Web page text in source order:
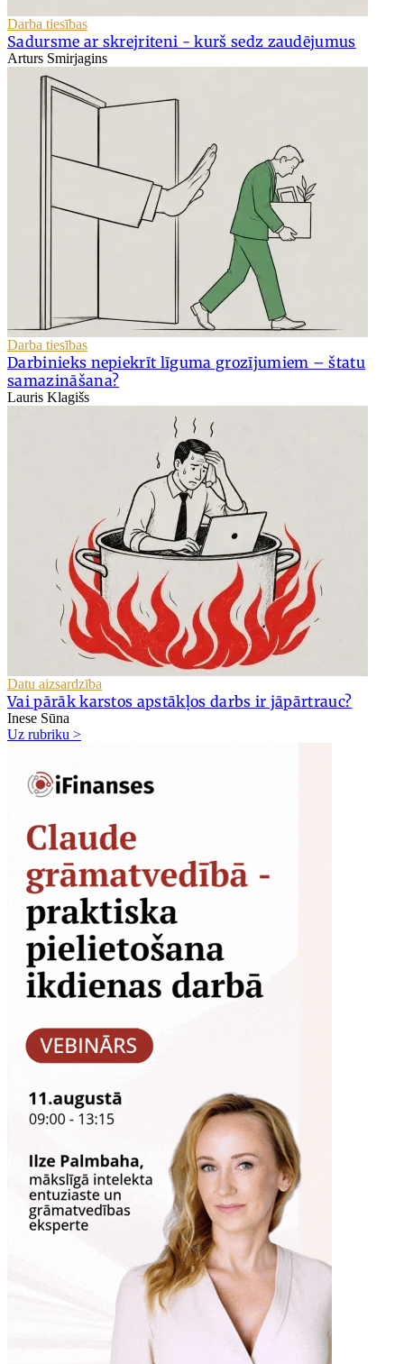
Darba tiesības
Sadursme ar skrejriteni - kurš sedz zaudējumus
Arturs Smirjagins
Darba tiesības
Darbinieks nepiekrīt līguma grozījumiem – štatu
samazināšana?
Lauris Klagišs
Datu aizsardzība
Vai pārāk karstos apstākļos darbs ir jāpārtrauc?
Inese Sūna
Uz rubriku >